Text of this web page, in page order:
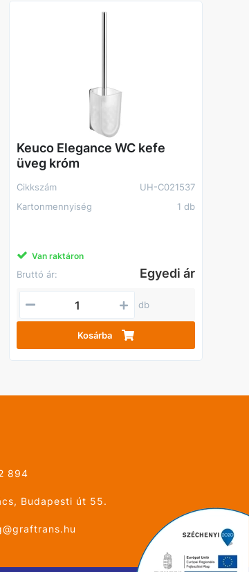
Keuco Elegance WC kefe
üveg króm
Cikkszám
UH-C021537
Kartonmennyiség
1 db
Van raktáron
Bruttó ár: Egyedi ár
db
Kosárba
894
Budapesti út 55.